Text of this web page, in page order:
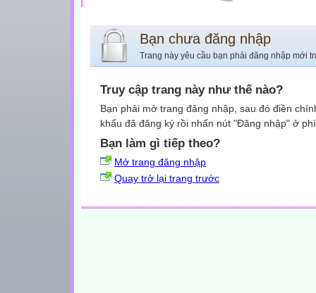
Bạn chưa đăng nhập
Trang này yêu cầu bạn phải đăng nhập mới
Truy cập trang này như thế nào?
Bạn phải mở trang đăng nhập, sau đó điền
khẩu đã đăng ký rồi nhấn nút "Đăng nhập" ở
Bạn làm gì tiếp theo?
Mở trang đăng nhập
Quay trở lại trang trước